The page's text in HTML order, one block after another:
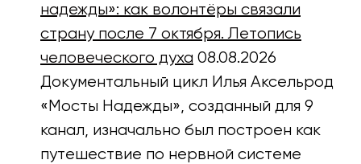
надежды»: как волонтёры связали
страну после 7 октября. Летопись
человеческого духа 08.08.2026
Документальный цикл Илья Аксельрод
«Мосты Надежды», созданный для 9
канал, изначально был построен как
путешествие по нервной системе